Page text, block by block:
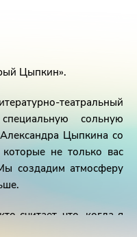
Цыпкин».
театральный
сольную
Цыпкина со
не только вас
создадим атмосферу
считает, что, когда я
из классических